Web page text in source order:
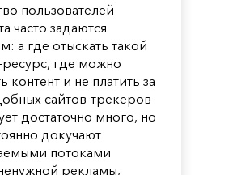
пользователей
часто задаются
а где отыскать такой
где можно
контент и не платить за
сайтов-трекеров
достаточно много, но
докучают
потоками
рекламы,